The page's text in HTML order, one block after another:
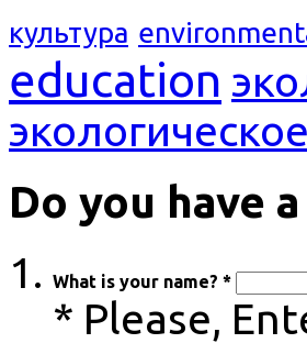
культура
education
Do you have
What is your name? *
* Please,